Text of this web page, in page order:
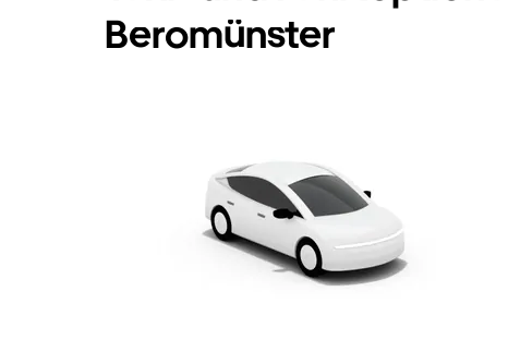
Beromünster